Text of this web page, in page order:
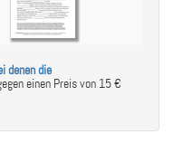
denen die
einen Preis von 15 €